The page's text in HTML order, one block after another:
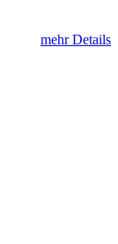
mehr Details